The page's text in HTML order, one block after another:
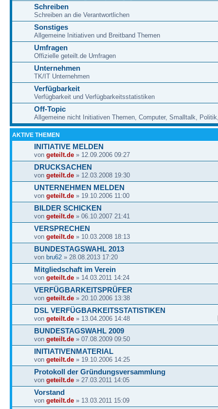
Schreiben
Schreiben an die Verantwortlichen
Sonstiges
Allgemeine Initiativen und Breitband Themen
Umfragen
Offizielle geteilt.de Umfragen
Unternehmen
TK/IT Unternehmen
Verfügbarkeit
Verfügbarkeit und Verfügbarkeitsstatistiken
Off-Topic
Allgemeine nicht Initiativen Themen, Computer, Smalltalk,
AKTIVE THEMEN
INITIATIVE MELDEN
von geteilt.de » 12.09.2006 09:27
DRUCKSACHEN
von geteilt.de » 12.03.2008 19:30
UNTERNEHMEN MELDEN
von geteilt.de » 19.10.2006 11:00
BILDER SCHICKEN
von geteilt.de » 06.10.2007 21:41
VERSPRECHEN
von geteilt.de » 10.03.2008 18:13
BUNDESTAGSWAHL 2013
von bru62 » 28.08.2013 17:20
Mitgliedschaft im Verein
von geteilt.de » 14.03.2011 14:24
VERFÜGBARKEITSPRÜFER
von geteilt.de » 20.10.2006 13:38
DSL VERFÜGBARKEITSSTATISTIKEN
von geteilt.de » 13.04.2006 14:48
BUNDESTAGSWAHL 2009
von geteilt.de » 07.08.2009 09:50
INITIATIVENMATERIAL
von geteilt.de » 19.10.2006 14:25
Protokoll der Gründungsversammlung
von geteilt.de » 27.03.2011 14:05
Vorstand
von geteilt.de » 13.03.2011 15:09